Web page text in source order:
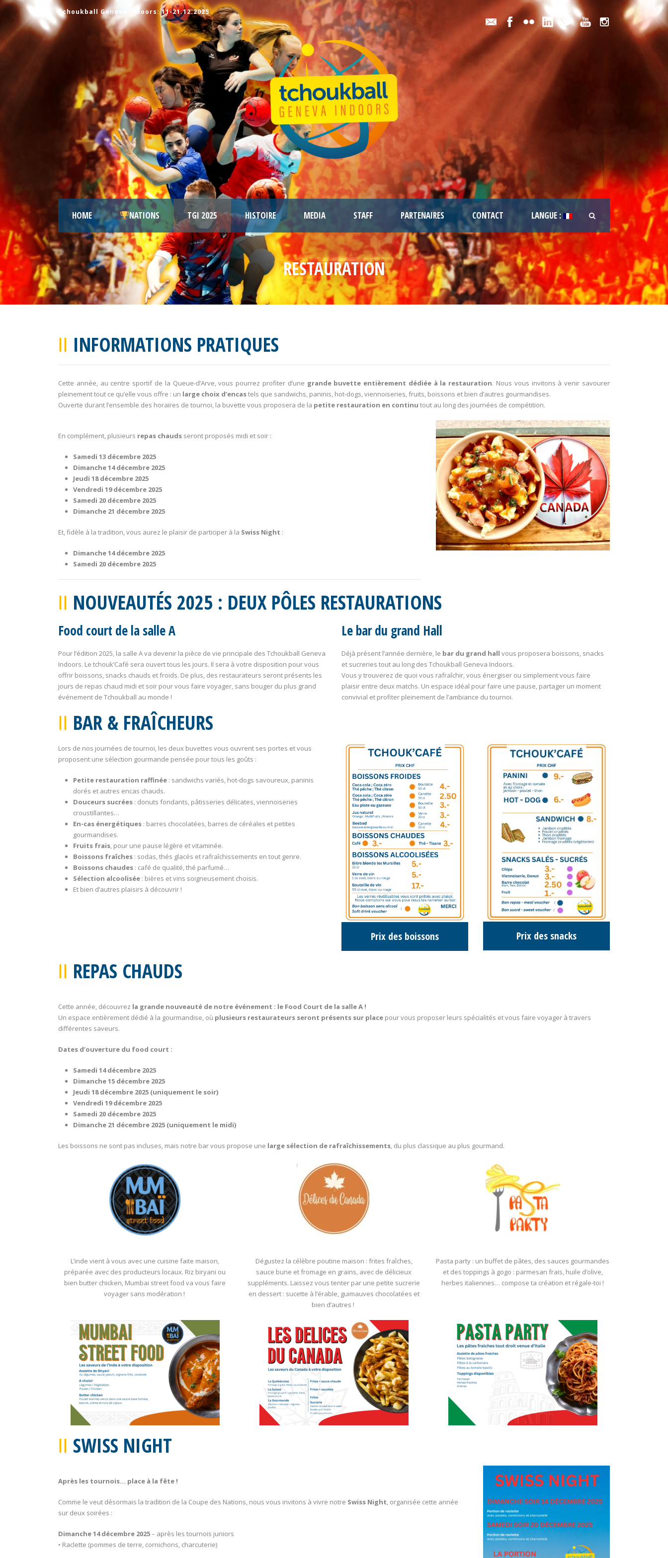
Tchoukball Geneva Indoors: 11-21.12.2025
HOME NATIONS TGI 2025 HISTOIRE MEDIA STAFF PARTENAIRES CONTACT LANGUE :
RESTAURATION
INFORMATIONS PRATIQUES
Cette année, au centre sportif de la Queue-d’Arve, vous pourrez profiter d’une grande buvette entièrement dédiée à la restauration. Nous vous invitons à venir savourer
pleinement tout ce qu’elle vous offre : un large choix d’encastels que sandwichs, paninis, hot-dogs, viennoiseries, fruits, boissons et bien d’autres gourmandises.
Ouverte durant l’ensemble des horaires de tournoi, la buvette vous proposera de la petite restauration en continu tout au long des journées de compétition.
En complément, plusieurs repas chauds seront proposés midi et soir :
Samedi 13 décembre 2025
Dimanche 14 décembre 2025
Jeudi 18 décembre 2025
Vendredi 19 décembre 2025
Samedi 20 décembre 2025
Dimanche 21 décembre 2025
Et, fidèle à la tradition, vous aurez le plaisir de participer à la Swiss Night :
Dimanche 14 décembre 2025
Samedi 20 décembre 2025
NOUVEAUTÉS 2025 : DEUX PÔLES RESTAURATIONS
Food court de la salle A
Pour l’édition 2025, la salle A va devenir la pièce de vie principale des Tchoukball Geneva
Indoors. Le tchouk’Café sera ouvert tous les jours. Il sera à votre disposition pour vous
offrir boissons, snacks chauds et froids. De plus, des restaurateurs seront présents les
jours de repas chaud midi et soir pour vous faire voyager, sans bouger du plus grand
événement de Tchoukball au monde !
Le bar du grand Hall
Déjà présent l’année dernière, le bar du grand hall vous proposera boissons, snacks
et sucreries tout au long des Tchoukball Geneva Indoors.
Vous y trouverez de quoi vous rafraîchir, vous énergiser ou simplement vous faire
plaisir entre deux matchs. Un espace idéal pour faire une pause, partager un moment
convivial et profiter pleinement de l’ambiance du tournoi.
BAR & FRAÎCHEURS
Lors de nos journées de tournoi, les deux buvettes vous ouvrent ses portes et vous
proposent une sélection gourmande pensée pour tous les goûts :
Petite restauration raffinée : sandwichs variés, hot-dogs savoureux, paninis
dorés et autres encas chauds.
Douceurs sucrées : donuts fondants, pâtisseries délicates, viennoiseries
croustillantes…
En-cas énergétiques : barres chocolatées, barres de céréales et petites
gourmandises.
Fruits frais, pour une pause légère et vitaminée.
Boissons fraîches : sodas, thés glacés et rafraîchissements en tout genre.
Boissons chaudes : café de qualité, thé parfumé…
Sélection alcoolisée : bières et vins soigneusement choisis.
Et bien d’autres plaisirs à découvrir !
Prix des boissons Prix des snacks
REPAS CHAUDS
Cette année, découvrez la grande nouveauté de notre événement : le Food Court de la salle A !
Un espace entièrement dédié à la gourmandise, où plusieurs restaurateurs seront présents sur place pour vous proposer leurs spécialités et vous faire voyager à travers
différentes saveurs.
Dates d’ouverture du food court :
Samedi 14 décembre 2025
Dimanche 15 décembre 2025
Jeudi 18 décembre 2025 (uniquement le soir)
Vendredi 19 décembre 2025
Samedi 20 décembre 2025
Dimanche 21 décembre 2025 (uniquement le midi)
Les boissons ne sont pas incluses, mais notre bar vous propose une large sélection de rafraîchissements, du plus classique au plus gourmand.
L’inde vient à vous avec une cuisine faite maison,
préparée avec des producteurs locaux. Riz biryani ou
bien butter chicken, Mumbai street food va vous faire
voyager sans modération !
Dégustez la célèbre poutine maison : frites fraîches,
sauce bune et fromage en grains, avec de délicieux
suppléments. Laissez vous tenter par une petite sucrerie
en dessert : sucette à l’érable, guimauves chocolatées et
bien d’autres !
Pasta party : un buffet de pâtes, des sauces gourmandes
et des toppings à gogo : parmesan frais, huile d’olive,
herbes italiennes… compose ta création et régale-toi !
SWISS NIGHT
Après les tournois… place à la fête !
Comme le veut désormais la tradition de la Coupe des Nations, nous vous invitons à vivre notre Swiss Night, organisée cette année
sur deux soirées :
Dimanche 14 décembre 2025– après les tournois juniors
• Raclette (pommes de terre, cornichons, charcuterie)